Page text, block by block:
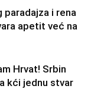
paradajza i rena
apetit već na
Hrvat! Srbin
kći jednu stvar